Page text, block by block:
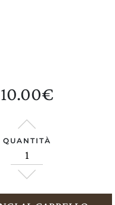
PREFERENZE
10.00€
QUANTITÀ